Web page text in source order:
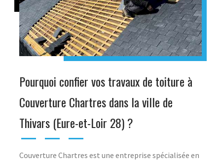
Pourquoi confier vos travaux de toiture à
Couverture Chartres dans la ville de
Thivars (Eure-et-Loir 28) ?
Couverture Chartres est une entreprise spécialisée en